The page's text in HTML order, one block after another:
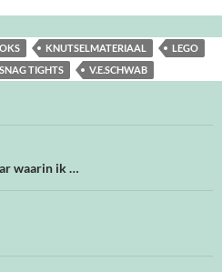
KNUTSELMATERIAAL
LEGO
SNAG TIGHTS V.E.SCHWAB
waarin ik …